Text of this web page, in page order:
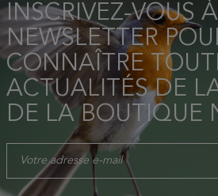
INSCRIVEZ-VOUS
NEWSLETTER
CONNAÎTRE
ACTUALITÉS DE
DE LA BOUTIQUE